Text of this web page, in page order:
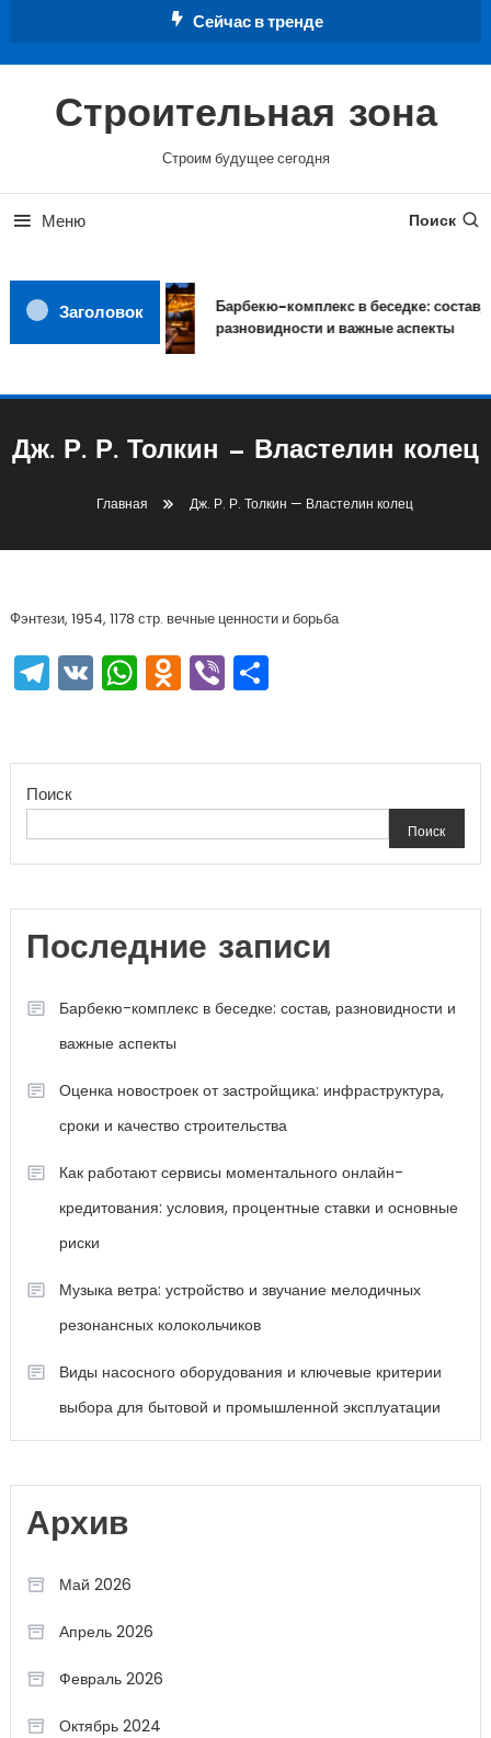
Сейчас в тренде
Строительная зона
Строим будущее сегодня
Меню Поиск
Заголовок
Барбекю-комплекс в беседке: состав,
разновидности и важные аспекты
Дж. Р. Р. Толкин — Властелин колец
Главная Дж. Р. Р. Толкин — Властелин колец
Фэнтези, 1954, 1178 стр. вечные ценности и борьба
Telegram
VKWhatsApp
Odnoklassniki
ViberОтправить
Поиск
Поиск
Последние записи
Барбекю-комплекс в беседке: состав, разновидности и
важные аспекты
Оценка новостроек от застройщика: инфраструктура,
сроки и качество строительства
Как работают сервисы моментального онлайн-
кредитования: условия, процентные ставки и основные
риски
Музыка ветра: устройство и звучание мелодичных
резонансных колокольчиков
Виды насосного оборудования и ключевые критерии
выбора для бытовой и промышленной эксплуатации
Архив
Май 2026
Апрель 2026
Февраль 2026
Октябрь 2024